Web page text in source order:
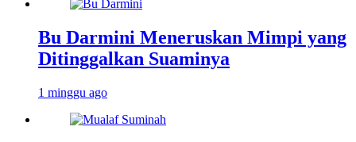
Bu Darmini Meneruskan Mimpi yang
Ditinggalkan Suaminya
1 minggu ago